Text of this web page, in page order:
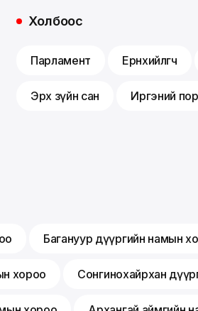
Холбоос
Парламент Ерөнхийлөгч
Эрх зүйн сан Иргэний
Багануур дүүргийн намын
хороо Сонгинохайрхан